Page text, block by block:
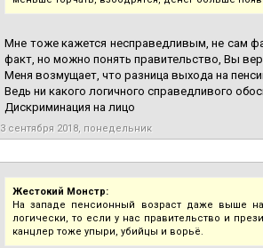
Мне тоже кажется несправедливым, не сам
факт, но можно понять правительство, Вы
Меня возмущает, что разница выхода на
Ведь ни какого логичного справедливого
Дискриминация на лицо
3 сентября 2018, понедельник
Жестокий Монстр:
На западе пенсионный возраст даже выше
логически, то если у нас правительство и
канцлер тоже упыри, убийцы и ворьё.